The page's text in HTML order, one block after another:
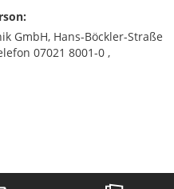
GmbH, Hans-Böckler-Straße
07021 8001-0 ,